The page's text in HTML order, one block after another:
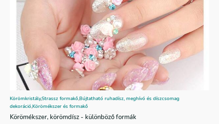
Körömkristály,Strassz formakő,Bújtatható ruhadísz, meghívó és díszcsomag
dekoráció,Körömékszer és formakő
Körömékszer, körömdísz - különböző formák